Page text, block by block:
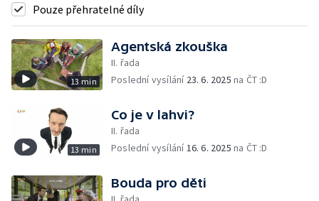
Pouze přehratelné díly
13 min
Agentská zkouška
II. řada
Poslední vysílání 23. 6. 2025 na ČT :D
13 min
Co je v lahvi?
II. řada
Poslední vysílání16. 6. 2025 na ČT :D
Bouda pro děti